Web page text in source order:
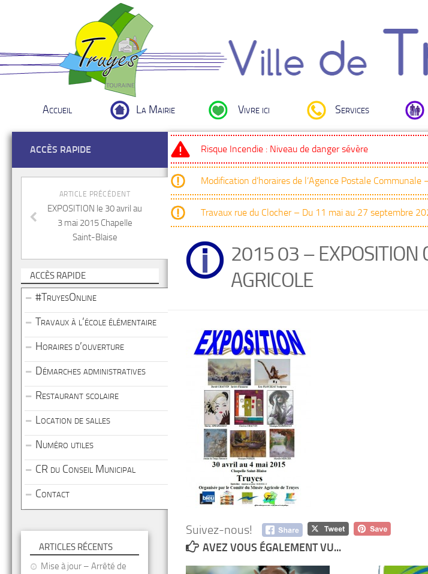
Accueil La Mairie Vivre ici Services
Risque Incendie : Niveau de danger sévère
Modification d’horaires de l’Agence Postale
Travaux rue du Clocher – Du 11 mai au 27 septembre
2015 03 – EXPOSITION
AGRICOLE
Suivez-nous!
AVEZ VOUS ÉGALEMENT VU...
ACCÈS RAPIDE
ARTICLE PRÉCÉDENT
EXPOSITION le 30 avril au
3 mai 2015 Chapelle
Saint-Blaise
ACCÈS RAPIDE
#TruyesOnline
Travaux à l’école élémentaire
Horaires d’ouverture
Démarches administratives
Restaurant scolaire
Location de salles
Numéro utiles
CR du Conseil Municipal
Contact
ARTICLES RÉCENTS
Mise à jour – Arrêté de